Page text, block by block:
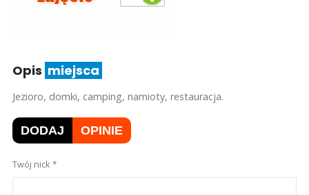
Opis miejsca
Jezioro, domki, camping, namioty, restauracja.
DODAJ OPINIE
Twój nick